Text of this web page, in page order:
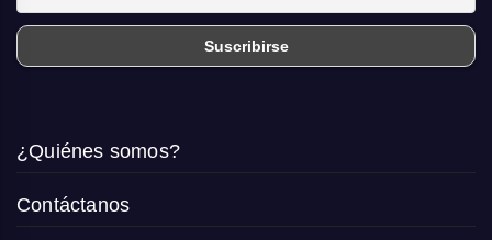
¿Quiénes somos?
Contáctanos